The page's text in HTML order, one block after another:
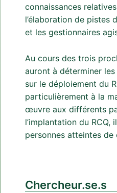
connaissances
l’élaboration de pistes
et les gestionnaires
Au cours des trois
auront à déterminer
sur le déploiement du
particulièrement à la
œuvre aux différents
l’implantation du
personnes atteintes de
Chercheur.se.s